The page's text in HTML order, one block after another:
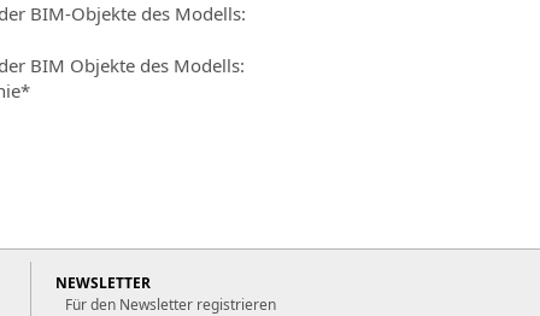
BIM-Objekte des Modells:
BIM Objekte des Modells:
*
NEWSLETTER
Für den Newsletter registrieren